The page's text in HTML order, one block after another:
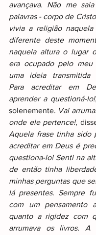
avançava. Não me
palavras - corpo de
vivia a religião
diferente deste
naquela altura o lugar
era ocupado pelo
uma ideia transmitida
Para acreditar em
aprender a questioná-lo!
solenemente. Vai
onde ele pertence!
Aquela frase tinha sido
acreditar em Deus é
questiona-lo! Senti na
de então tinha
minhas perguntas que
lá presentes. Sempre
com um pensamento
quanto a rigidez com
arrumava os livros. A